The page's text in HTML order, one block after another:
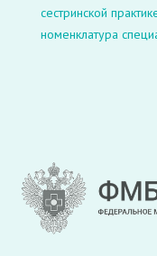
сестринской
номенклатура